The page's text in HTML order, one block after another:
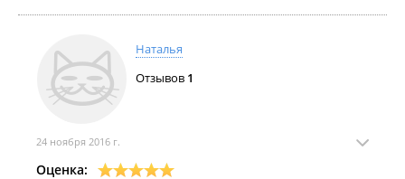
Наталья
Отзывов 1
24 ноября 2016 г.
Оценка: